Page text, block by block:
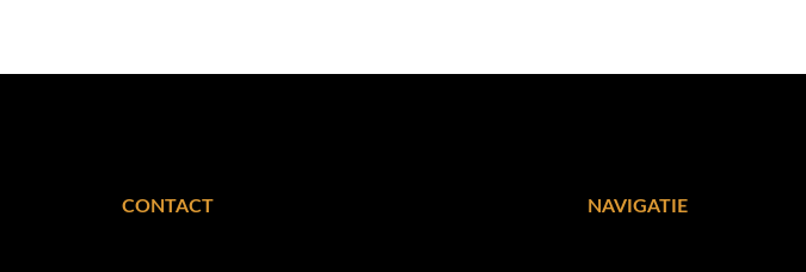
CONTACT NAVIGATIE